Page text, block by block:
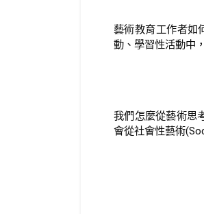
藝術教育工作者如
動、學習性活動中
我們怎麼從藝術思
會從社會性藝術